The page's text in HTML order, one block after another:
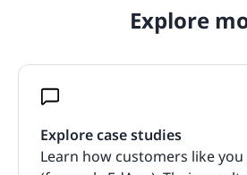
Explore
Explore case studies
Learn how customers like you